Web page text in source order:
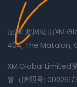
法律: 此网站由XM
404, The Matalon,
XM Global Limited
管（牌照号: